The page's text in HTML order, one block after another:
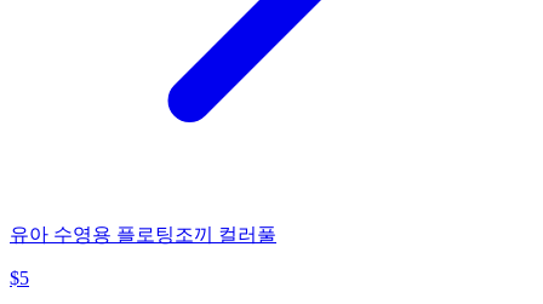
유아 수영용 플로팅조끼 컬러풀
$5